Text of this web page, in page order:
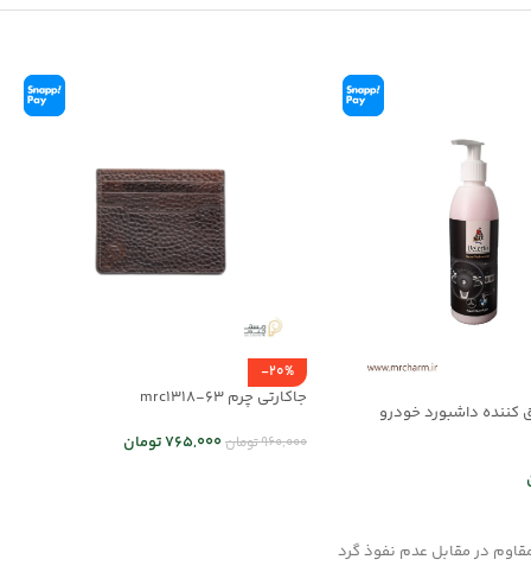
کننده داشبورد خودرو
در مقابل عدم نفوذ گرد
-20%
جاکارتی چرم mrc1318-63
960,000تومان765,000تومان